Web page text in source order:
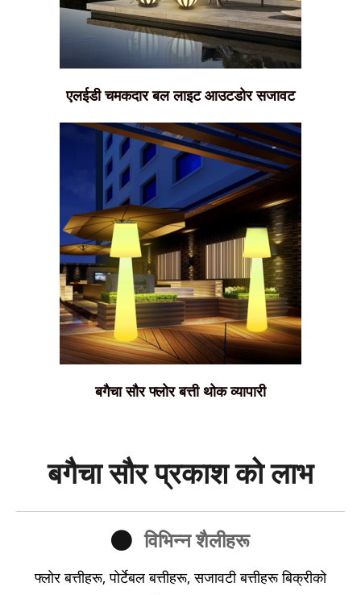
एलईडी चमकदार बल लाइट आउटडोर सजावट
बगैचा सौर फ्लोर बत्ती थोक व्यापारी
बगैचा सौर प्रकाश को लाभ
विभिन्न शैलीहरू
फ्लोर बत्तीहरू, पोर्टेबल बत्तीहरू, सजावटी बत्तीहरू बिक्रीको